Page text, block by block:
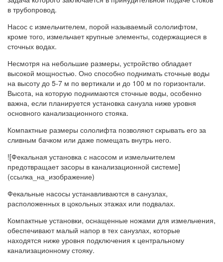
в трубопровод.
Насос с измельчителем, порой называемый сололифтом,
кроме того, измельчает крупные элементы, содержащиеся в
сточных водах.
Несмотря на небольшие размеры, устройство обладает
высокой мощностью. Оно способно поднимать сточные воды
на высоту до 5-7 м по вертикали и до 100 м по горизонтали.
Высота, на которую поднимаются сточные воды, особенно
важна, если планируется установка санузла ниже уровня
основного канализационного стояка.
Компактные размеры сололифта позволяют скрывать его за
сливным бачком или даже помещать внутрь него.
![Фекальная установка с насосом и измельчителем
предотвращает засоры в канализационной системе]
(ссылка_на_изображение)
Фекальные насосы устанавливаются в санузлах,
расположенных в цокольных этажах или подвалах.
Компактные установки, оснащенные ножами для измельчения,
обеспечивают малый напор в тех санузлах, которые
находятся ниже уровня подключения к центральному
канализационному стояку.